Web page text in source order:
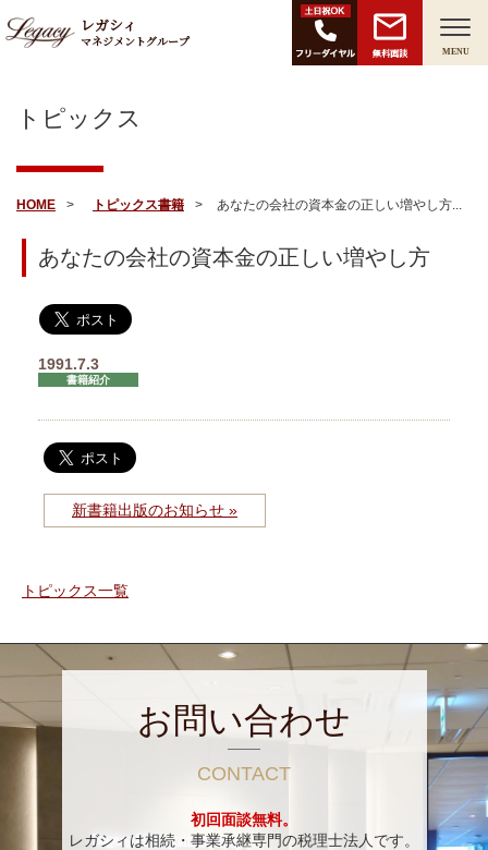
レガシィ
マネジメントグループ
無料面談 MENU
トピックス
HOME トピックス書籍 あなたの会社の資本金の正しい増やし方...
あなたの会社の資本金の正しい増やし方
1991.7.3
書籍紹介
新書籍出版のお知らせ »
トピックス一覧
お問い合わせ
CONTACT
初回面談無料。
レガシィは相続・事業承継専門の税理士法人です。